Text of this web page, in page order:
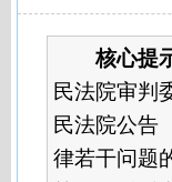
核心提示
民法院审
民法院公
律若干问题